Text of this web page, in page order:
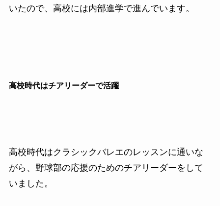
いたので、高校には内部進学で進んでいます。
高校時代はチアリーダーで活躍
高校時代はクラシックバレエのレッスンに通いな
がら、野球部の応援のためのチアリーダーをして
いました。